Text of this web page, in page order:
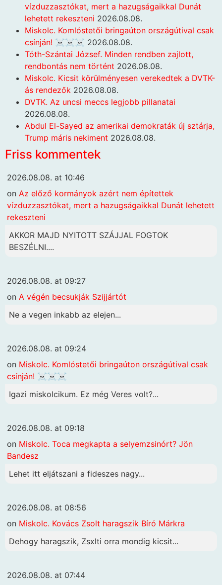
vízduzzasztókat, mert a hazugságaikkal Dunát
lehetett rekeszteni 2026.08.08.
Miskolc. Komlóstetői bringaúton országútival csak
csínján! ☠️☠️☠️ 2026.08.08.
Tóth-Szántai József. Minden rendben zajlott,
rendbontás nem történt 2026.08.08.
Miskolc. Kicsit körülményesen verekedtek a DVTK-
ás rendezők 2026.08.08.
DVTK. Az uncsi meccs legjobb pillanatai
2026.08.08.
Abdul El-Sayed az amerikai demokraták új sztárja,
Trump máris nekiment 2026.08.08.
Friss kommentek
2026.08.08. at 10:46
on Az előző kormányok azért nem építettek
vízduzzasztókat, mert a hazugságaikkal Dunát lehetett
rekeszteni
AKKOR MAJD NYITOTT SZÁJJAL FOGTOK
BESZÉLNI....
2026.08.08. at 09:27
on A végén becsukják Szijjártót
Ne a vegen inkabb az elejen...
2026.08.08. at 09:24
on Miskolc. Komlóstetői bringaúton országútival csak
csínján! ☠️☠️☠️
Igazi miskolcikum. Ez még Veres volt?...
2026.08.08. at 09:18
on Miskolc. Toca megkapta a selyemzsinórt? Jön
Bandesz
Lehet itt eljátszani a fideszes nagy...
2026.08.08. at 08:56
on Miskolc. Kovács Zsolt haragszik Bíró Márkra
Dehogy haragszik, Zsxlti orra mondig kicsit...
2026.08.08. at 07:44